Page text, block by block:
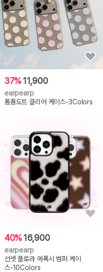
37%11,900
earpearp
폼폼도트 클리어 케이스-3Colors
40%16,900
earpearp
선셋 플로라 에폭시 범퍼 케이
스-10Colors